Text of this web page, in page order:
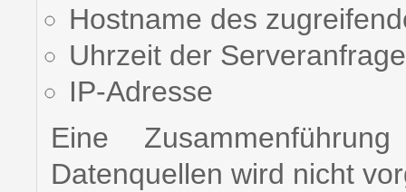
Hostname des
Uhrzeit der Serveranfrage
IP-Adresse
Eine
Datenquellen wird nicht